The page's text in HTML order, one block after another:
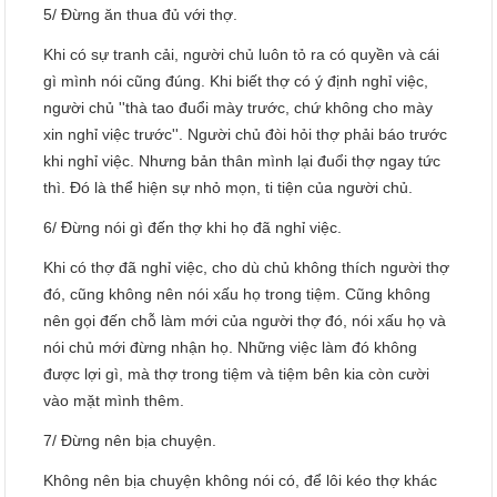
5/ Đừng ăn thua đủ với thợ.
Khi có sự tranh cải, người chủ luôn tỏ ra có quyền và cái
gì mình nói cũng đúng. Khi biết thợ có ý định nghỉ việc,
người chủ ''thà tao đuổi mày trước, chứ không cho mày
xin nghỉ việc trước''. Người chủ đòi hỏi thợ phải báo trước
khi nghỉ việc. Nhưng bản thân mình lại đuổi thợ ngay tức
thì. Đó là thể hiện sự nhỏ mọn, ti tiện của người chủ.
6/ Đừng nói gì đến thợ khi họ đã nghỉ việc.
Khi có thợ đã nghỉ việc, cho dù chủ không thích người thợ
đó, cũng không nên nói xấu họ trong tiệm. Cũng không
nên gọi đến chỗ làm mới của người thợ đó, nói xấu họ và
nói chủ mới đừng nhận họ. Những việc làm đó không
được lợi gì, mà thợ trong tiệm và tiệm bên kia còn cười
vào mặt mình thêm.
7/ Đừng nên bịa chuyện.
Không nên bịa chuyện không nói có, để lôi kéo thợ khác